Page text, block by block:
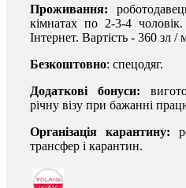
Проживання:
кімнатах по 2-3-4
Інтернет. Вартість - 360 зл /
Безкоштовно: спецодяг.
Додаткові бонуси:
річну візу при бажанні
Організація карантину:
трансфер і карантин.